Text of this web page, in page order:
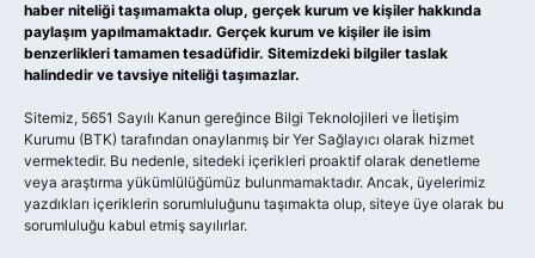
haber niteliği taşımamakta olup, gerçek kurum ve kişiler hakkında
paylaşım yapılmamaktadır. Gerçek kurum ve kişiler ile isim
benzerlikleri tamamen tesadüfidir. Sitemizdeki bilgiler taslak
halindedir ve tavsiye niteliği taşımazlar.
Sitemiz, 5651 Sayılı Kanun gereğince Bilgi Teknolojileri ve İletişim
Kurumu (BTK) tarafından onaylanmış bir Yer Sağlayıcı olarak hizmet
vermektedir. Bu nedenle, sitedeki içerikleri proaktif olarak denetleme
veya araştırma yükümlülüğümüz bulunmamaktadır. Ancak, üyelerimiz
yazdıkları içeriklerin sorumluluğunu taşımakta olup, siteye üye olarak bu
sorumluluğu kabul etmiş sayılırlar.